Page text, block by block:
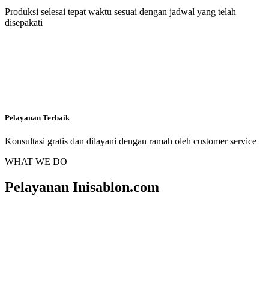
Produksi selesai tepat waktu sesuai dengan jadwal yang telah
disepakati
Pelayanan Terbaik
Konsultasi gratis dan dilayani dengan ramah oleh customer service
WHAT WE DO
Pelayanan Inisablon.com